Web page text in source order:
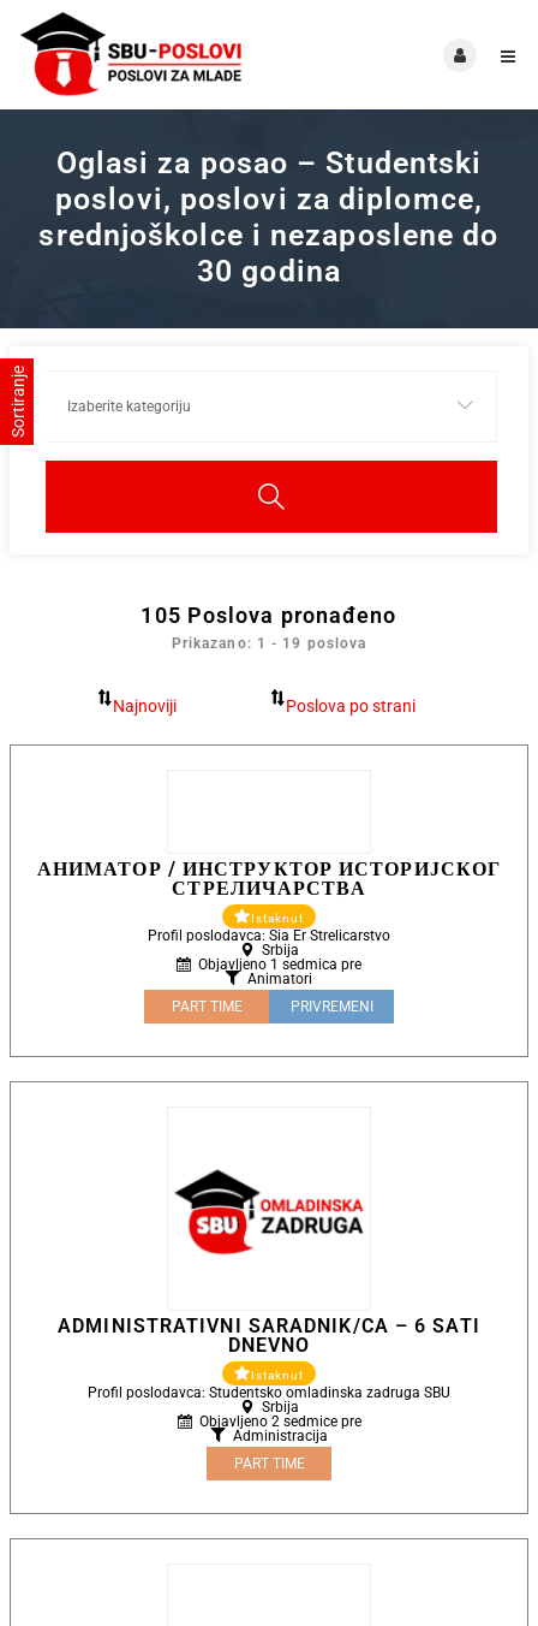
Oglasi za posao – Studentski
poslovi, poslovi za diplomce,
srednjoškolce i nezaposlene do
30 godina
105 Poslova pronađeno
Prikazano: 1 - 19 poslova
АНИМАТОР / ИНСТРУКТОР ИСТОРИЈСКОГ
СТРЕЛИЧАРСТВА
Istaknut
Profil poslodavca: Sia Er Strelicarstvo
Srbija
Objavljeno 1 sedmica pre
Animatori
PART TIME
PRIVREMENI
ADMINISTRATIVNI SARADNIK/CA – 6 SATI
DNEVNO
Istaknut
Profil poslodavca: Studentsko omladinska zadruga SBU
Srbija
Objavljeno 2 sedmice pre
Administracija
PART TIME